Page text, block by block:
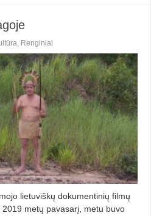
, Renginiai
lietuviškų dokumentinių filmų
metų pavasarį, metu buvo